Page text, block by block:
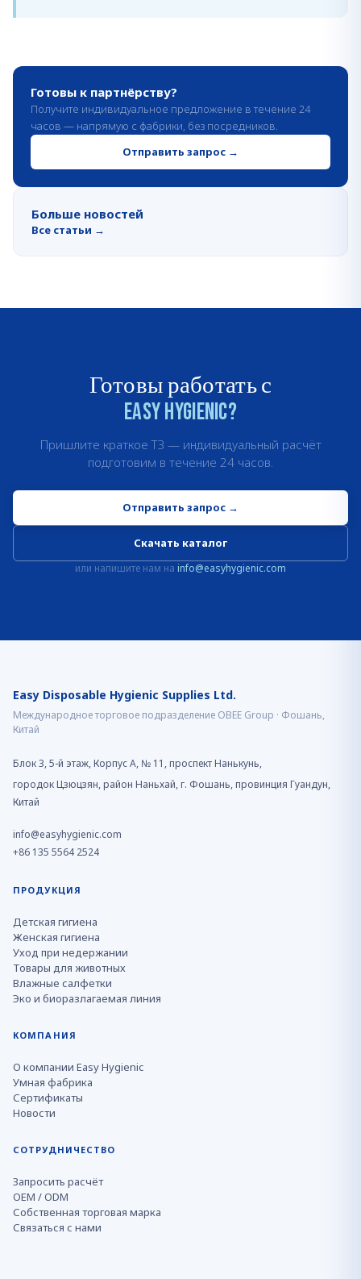
Готовы к партнёрству?
Получите индивидуальное предложение в течение 24
часов — напрямую с фабрики, без посредников.
Отправить запрос →
Больше новостей
Все статьи →
Готовы работать с
Easy Hygienic?
Пришлите краткое ТЗ — индивидуальный расчёт
подготовим в течение 24 часов.
Отправить запрос →
Скачать каталог
или напишите нам на info@easyhygienic.com
Easy Disposable Hygienic Supplies Ltd.
Международное торговое подразделение OBEE Group · Фошань,
Китай
Блок 3, 5-й этаж, Корпус A, № 11, проспект Нанькунь,
городок Цзюцзян, район Наньхай, г. Фошань, провинция Гуандун,
Китай
info@easyhygienic.com
+86 135 5564 2524
ПРОДУКЦИЯ
Детская гигиена
Женская гигиена
Уход при недержании
Товары для животных
Влажные салфетки
Эко и биоразлагаемая линия
КОМПАНИЯ
О компании Easy Hygienic
Умная фабрика
Сертификаты
Новости
СОТРУДНИЧЕСТВО
Запросить расчёт
OEM / ODM
Собственная торговая марка
Связаться с нами